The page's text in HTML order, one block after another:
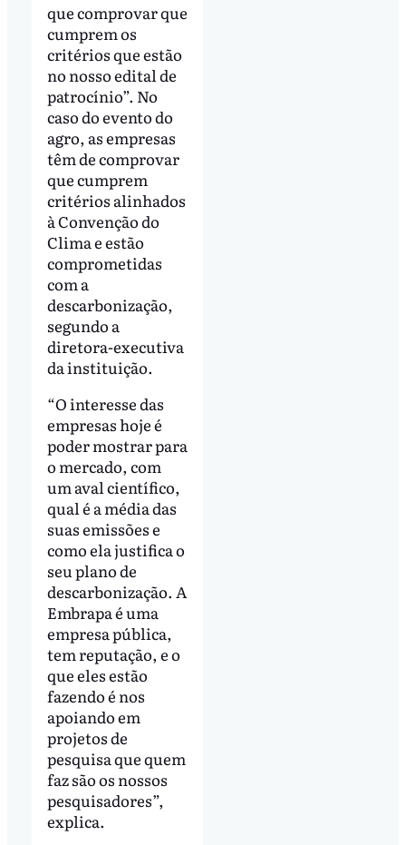
que comprovar que
cumprem os
critérios que estão
no nosso edital de
patrocínio”. No
caso do evento do
agro, as empresas
têm de comprovar
que cumprem
critérios alinhados
à Convenção do
Clima e estão
comprometidas
com a
descarbonização,
segundo a
diretora-executiva
da instituição.
“O interesse das
empresas hoje é
poder mostrar para
o mercado, com
um aval científico,
qual é a média das
suas emissões e
como ela justifica o
seu plano de
descarbonização. A
Embrapa é uma
empresa pública,
tem reputação, e o
que eles estão
fazendo é nos
apoiando em
projetos de
pesquisa que quem
faz são os nossos
pesquisadores”,
explica.